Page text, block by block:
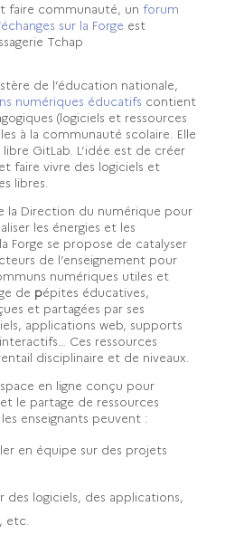
faire communauté, un forum
sur la Forge est
Tchap
de l’éducation nationale,
numériques éducatifs contient
(logiciels et ressources
à la communauté scolaire. Elle
GitLab. L’idée est de créer
faire vivre des logiciels et
libres.
la Direction du numérique pour
les énergies et les
Forge se propose de catalyser
de l’enseignement pour
numériques utiles et
de pépites éducatives,
et partagées par ses
applications web, supports
Ces ressources
disciplinaire et de niveaux.
en ligne conçu pour
le partage de ressources
enseignants peuvent :
en équipe sur des projets
des logiciels, des applications,
etc.